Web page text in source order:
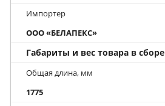
Импортер
ООО «БЕЛАПЕКС»
Габариты и вес товара в сборе
Общая длина, мм
1775